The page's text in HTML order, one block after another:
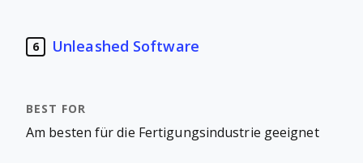
6 Unleashed Software
Am besten für die Fertigungsindustrie geeignet